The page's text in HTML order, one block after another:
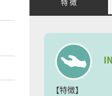
特 徴
【特徴】